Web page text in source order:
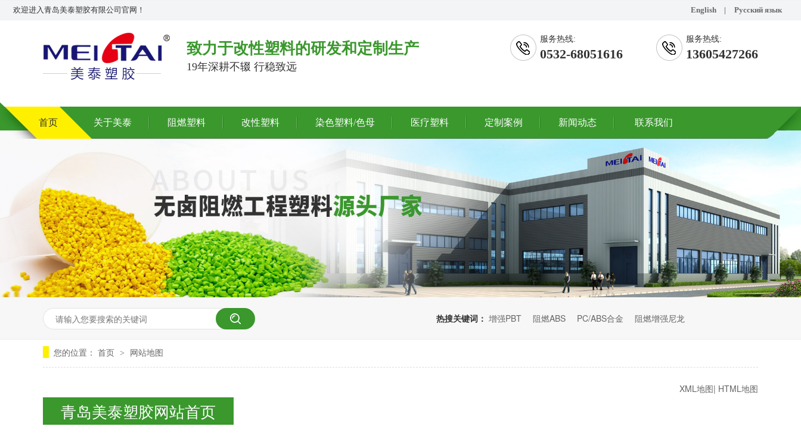
欢迎进入青岛美泰塑胶有限公司官网！ English | Русский язык
致力于改性塑料的研发和定制生产
19年深耕不辍 行稳致远
服务热线:
0532-68051616
服务热线:
13605427266
首页 关于美泰 阻燃塑料 改性塑料 染色塑料/色母 医疗塑料 定制案例 新闻动态 联系我们
热搜关键词： 增强PBT 阻燃ABS PC/ABS合金 阻燃增强尼龙
您的位置： 首页 > 网站地图
XML地图| HTML地图
青岛美泰塑胶网站首页